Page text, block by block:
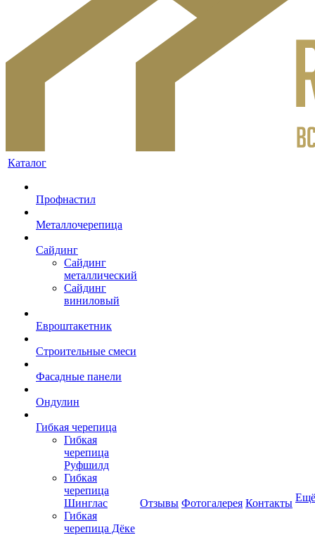
Каталог
Профнастил
Металлочерепица
Сайдинг
Сайдинг
металлический
Сайдинг
виниловый
Евроштакетник
Строительные смеси
Фасадные панели
Ондулин
Гибкая черепица
Гибкая
черепица
Руфшилд
Гибкая
черепица
Шинглас
Гибкая
черепица Дёке
Отзывы Фотогалерея Контакты Ещё